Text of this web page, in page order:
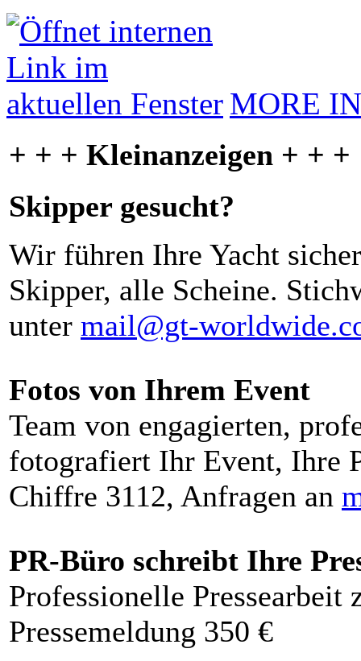
MORE
+ + + Kleinanzeigen + + +
Skipper gesucht?
Wir führen Ihre Yacht
Skipper, alle Scheine.
unter mail@gt-
Fotos von Ihrem Event
Team von engagierten,
fotografiert Ihr Event, Ihre
Chiffre 3112, Anfragen an
PR-Büro schreibt Ihre
Professionelle Pressearbeit
Pressemeldung 350 €